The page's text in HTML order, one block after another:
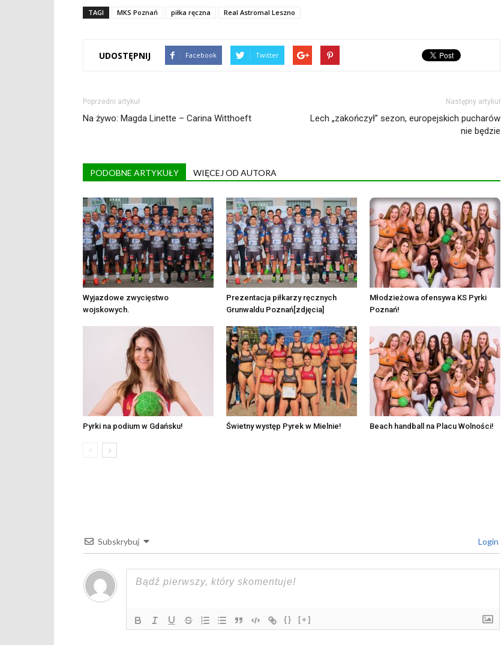
TAGI MKS Poznań piłka ręczna Real Astromal Leszno
UDOSTĘPNIJ Facebook Twitter
Poprzedni artykuł
Na żywo: Magda Linette – Carina Witthoeft
Następny artykuł
Lech „zakończył” sezon, europejskich pucharów
nie będzie
PODOBNE ARTYKUŁY WIĘCEJ OD AUTORA
Wyjazdowe zwycięstwo
wojskowych.
Prezentacja piłkarzy ręcznych
Grunwaldu Poznań[zdjęcia]
Młodzieżowa ofensywa KS Pyrki
Poznań!
Pyrki na podium w Gdańsku! Świetny występ Pyrek w Mielnie! Beach handball na Placu Wolności!
Subskrybuj Login
{} [+]